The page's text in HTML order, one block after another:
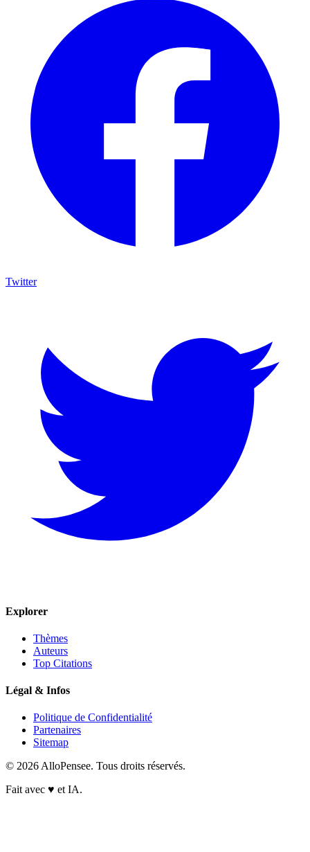
Twitter
Explorer
Thèmes
Auteurs
Top Citations
Légal & Infos
Politique de Confidentialité
Partenaires
Sitemap
© 2026 AlloPensee. Tous droits réservés.
Fait avec ♥ et IA.